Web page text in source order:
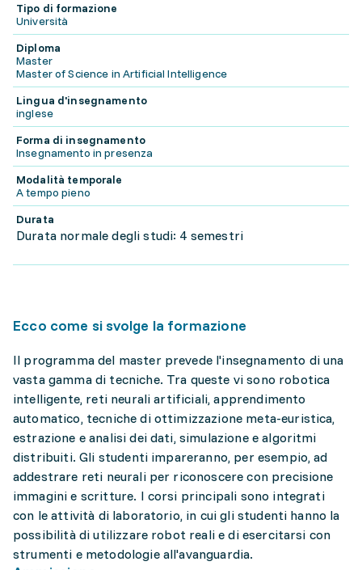
Tipo di formazione
Università
Diploma
Master
Master of Science in Artificial Intelligence
Lingua d'insegnamento
inglese
Forma di insegnamento
Insegnamento in presenza
Modalità temporale
A tempo pieno
Durata
Durata normale degli studi: 4 semestri
Ecco come si svolge la formazione
Il programma del master prevede l'insegnamento di una
vasta gamma di tecniche. Tra queste vi sono robotica
intelligente, reti neurali artificiali, apprendimento
automatico, tecniche di ottimizzazione meta-euristica,
estrazione e analisi dei dati, simulazione e algoritmi
distribuiti. Gli studenti impareranno, per esempio, ad
addestrare reti neurali per riconoscere con precisione
immagini e scritture. I corsi principali sono integrati
con le attività di laboratorio, in cui gli studenti hanno la
possibilità di utilizzare robot reali e di esercitarsi con
strumenti e metodologie all'avanguardia.